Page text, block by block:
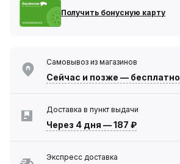
Получить бонусную карту
Самовывоз из магазинов
Сейчас и позже — бесплатно
Доставка в пункт выдачи
Через 4 дня —187 ₽
Экспресс доставка